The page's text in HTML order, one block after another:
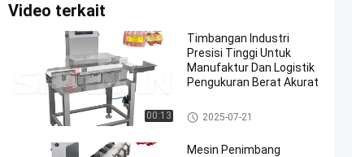
Video terkait
00:13
Timbangan Industri
Presisi Tinggi Untuk
Manufaktur Dan Logistik
Pengukuran Berat Akurat
Pengatur Berat Conveyor
2025-07-21
Mesin Penimbang